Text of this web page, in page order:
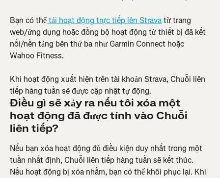
Bạn có thể tải hoạt động trực tiếp lên Strava từ trang
web/ứng dụng hoặc đồng bộ hoạt động từ thiết bị đã kết
nối/nền tảng bên thứ ba như Garmin Connect hoặc
Wahoo Fitness.
Khi hoạt động xuất hiện trên tài khoản Strava, Chuỗi liên
tiếp hàng tuần sẽ được cập nhật tự động.
Điều gì sẽ xảy ra nếu tôi xóa một
hoạt động đã được tính vào Chuỗi
liên tiếp?
Nếu bạn xóa hoạt động đủ điều kiện duy nhất trong một
tuần nhất định, Chuỗi liên tiếp hàng tuần sẽ kết thúc.
Nếu hoạt động bị xóa nhầm, bạn có thể khôi phục lại. Khi